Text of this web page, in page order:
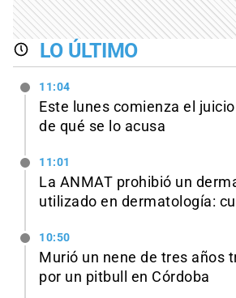
LO ÚLTIMO
11:04
Este lunes comienza el
de qué se lo acusa
11:01
La ANMAT prohibió un
utilizado en dermatología:
10:50
Murió un nene de tres años
por un pitbull en Córdoba